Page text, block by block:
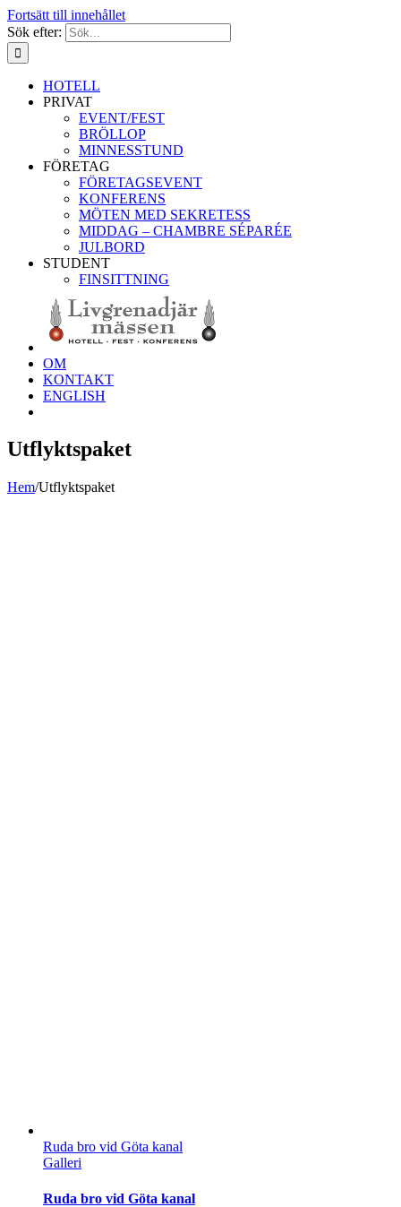
Fortsätt till innehållet
Sök efter:
HOTELL
PRIVAT
EVENT/FEST
BRÖLLOP
MINNESSTUND
FÖRETAG
FÖRETAGSEVENT
KONFERENS
MÖTEN MED SEKRETESS
MIDDAG – CHAMBRE SÉPARÉE
JULBORD
STUDENT
FINSITTNING
OM
KONTAKT
ENGLISH
Utflyktspaket
Hem/Utflyktspaket
Ruda bro vid Göta kanal
Galleri
Ruda bro vid Göta kanal